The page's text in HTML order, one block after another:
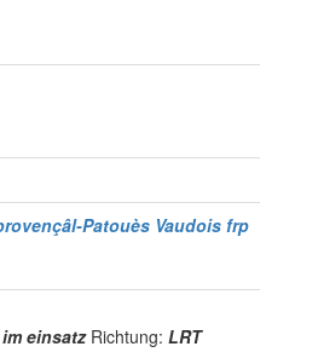
Patouès Vaudois frp
im einsatz Richtung: LRT